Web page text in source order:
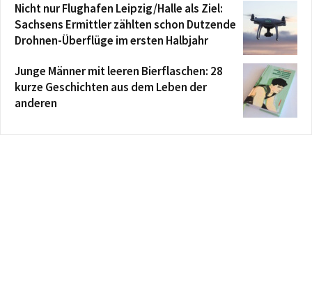
Nicht nur Flughafen Leipzig/Halle als Ziel:
Sachsens Ermittler zählten schon Dutzende
Drohnen-Überflüge im ersten Halbjahr
Junge Männer mit leeren Bierflaschen: 28
kurze Geschichten aus dem Leben der
anderen